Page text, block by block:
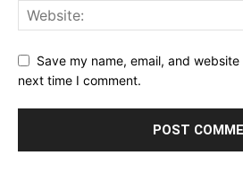
Save my name, email, and
next time I comment.